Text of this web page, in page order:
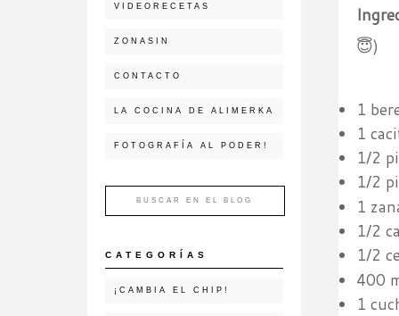
😇)
1
1
1/2
1/2
1
1/2
1/2
400
1
VIDEORECETAS
ZONASIN
CONTACTO
LA COCINA DE ALIMERKA
FOTOGRAFÍA AL PODER!
CATEGORÍAS
¡CAMBIA EL CHIP!